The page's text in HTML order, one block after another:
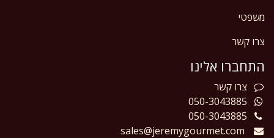
משפטי
צרו קשר
התחברו אלינו
צרו קשר
050-3043885
050-3043885
sales@jeremygourmet.com